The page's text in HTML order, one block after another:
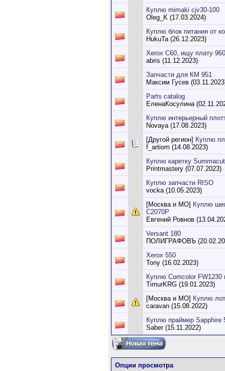
Куплю mimaki cjv30-100
Oleg_K (17.03.2024)
Куплю блок питания от
HukuTa (26.12.2023)
Xerox С60, ищу плату
abris (11.12.2023)
Запчасти для КМ 951
Максим Гусев
Parts catalog
ЕленаКосулина
Куплю интерьерный
Novaya (17.08.2023)
[Другой регион] Куплю
f_artiom (14.08.2023)
Куплю каретку
Printmastery (07.07.2023)
Куплю запчасти RISO
vocka (10.05.2023)
[Москва и МО] Куплю
C2070P
Евгений Ровнов
Versant 180
ПОЛИГРАФОВЪ
Xerox 550
Tony (16.02.2023)
Куплю Comcolor FW1230
TimurKRG (19.01.2023)
[Москва и МО] Куплю
caravan (15.08.2022)
Куплю праймер Sapphire
Saber (15.11.2022)
Опции просмотра